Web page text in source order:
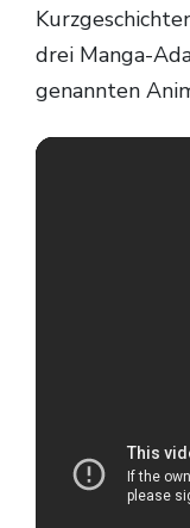
drei Manga-
genannten